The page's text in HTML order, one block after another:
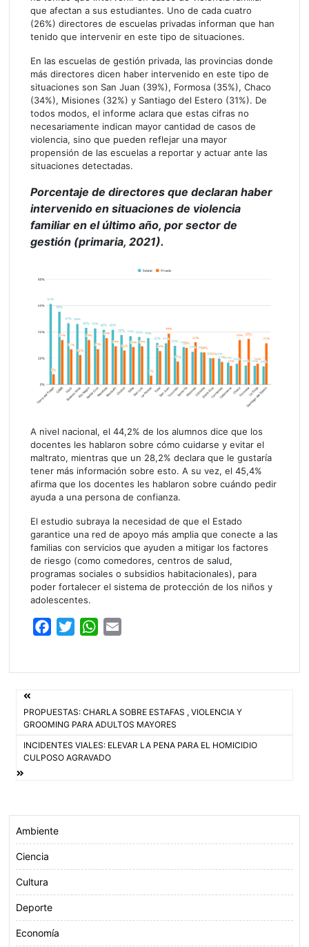
que afectan a sus estudiantes. Uno de cada cuatro
(26%) directores de escuelas privadas informan que han
tenido que intervenir en este tipo de situaciones.
En las escuelas de gestión privada, las provincias donde
más directores dicen haber intervenido en este tipo de
situaciones son San Juan (39%), Formosa (35%), Chaco
(34%), Misiones (32%) y Santiago del Estero (31%). De
todos modos, el informe aclara que estas cifras no
necesariamente indican mayor cantidad de casos de
violencia, sino que pueden reflejar una mayor
propensión de las escuelas a reportar y actuar ante las
situaciones detectadas.
Porcentaje de directores que declaran haber
intervenido en situaciones de violencia
familiar en el último año, por sector de
gestión (primaria, 2021).
A nivel nacional, el 44,2% de los alumnos dice que los
docentes les hablaron sobre cómo cuidarse y evitar el
maltrato, mientras que un 28,2% declara que le gustaría
tener más información sobre esto. A su vez, el 45,4%
afirma que los docentes les hablaron sobre cuándo pedir
ayuda a una persona de confianza.
El estudio subraya la necesidad de que el Estado
garantice una red de apoyo más amplia que conecte a las
familias con servicios que ayuden a mitigar los factores
de riesgo (como comedores, centros de salud,
programas sociales o subsidios habitacionales), para
poder fortalecer el sistema de protección de los niños y
adolescentes.
o
k
e
W
A
p
Navegación
de
entradas
PROPUESTAS: CHARLA SOBRE ESTAFAS , VIOLENCIA Y
GROOMING PARA ADULTOS MAYORES
INCIDENTES VIALES: ELEVAR LA PENA PARA EL HOMICIDIO
CULPOSO AGRAVADO
Ambiente
Ciencia
Cultura
Deporte
Economía